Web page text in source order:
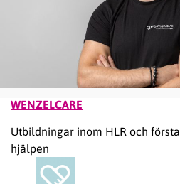
WENZELCARE
Utbildningar inom HLR och första
hjälpen